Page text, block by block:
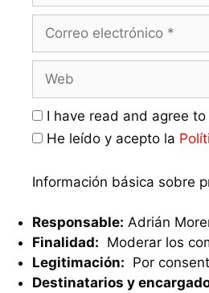
Correo
Web
I have read and agree
He leído y acepto la
Información básica sobre
Responsable: Adrián
Finalidad: Moderar los
Legitimación: Por
Destinatarios y